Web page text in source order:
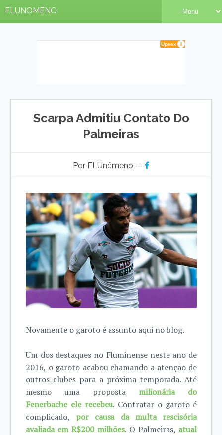
FLUNOMENO
Scarpa Admitiu Contato Do
Palmeiras
Por FLUnômeno —
Novamente o garoto é assunto aqui no blog.
Um dos destaques no Fluminense neste ano de
2016, o garoto acabou chamando a atenção de
outros clubes para a próxima temporada. Até
mesmo uma proposta
milionária do
Fenerbache ele recebeu. Contratar o garoto é
complicado, por causa da multa rescisória
avaliada em R$200 milhões. O Palmeiras, atual